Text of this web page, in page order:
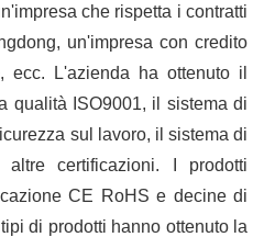
che rispetta i contratti
un'impresa con credito
ecc. L'azienda ha ottenuto il
qualità ISO9001, il sistema di
sul lavoro, il sistema di
certificazioni. I prodotti
CE RoHS e decine di
di prodotti hanno ottenuto la